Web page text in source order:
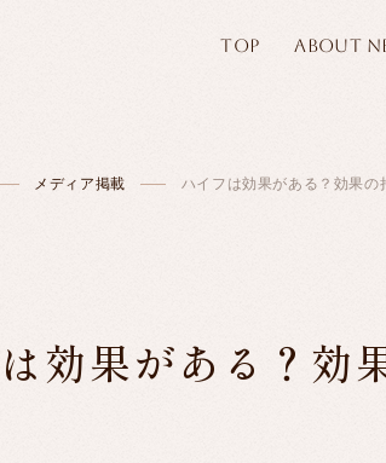
TOP ABOUT
メディア掲載 ハイフは効果がある？効果の
効果がある？効